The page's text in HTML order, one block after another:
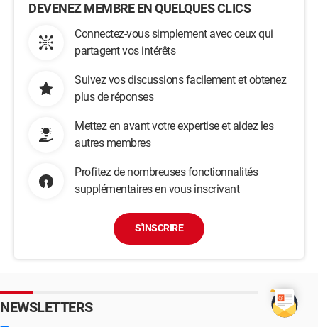
DEVENEZ MEMBRE EN QUELQUES CLICS
Connectez-vous simplement avec ceux qui
partagent vos intérêts
Suivez vos discussions facilement et obtenez
plus de réponses
Mettez en avant votre expertise et aidez les
autres membres
Profitez de nombreuses fonctionnalités
supplémentaires en vous inscrivant
S'INSCRIRE
NEWSLETTERS